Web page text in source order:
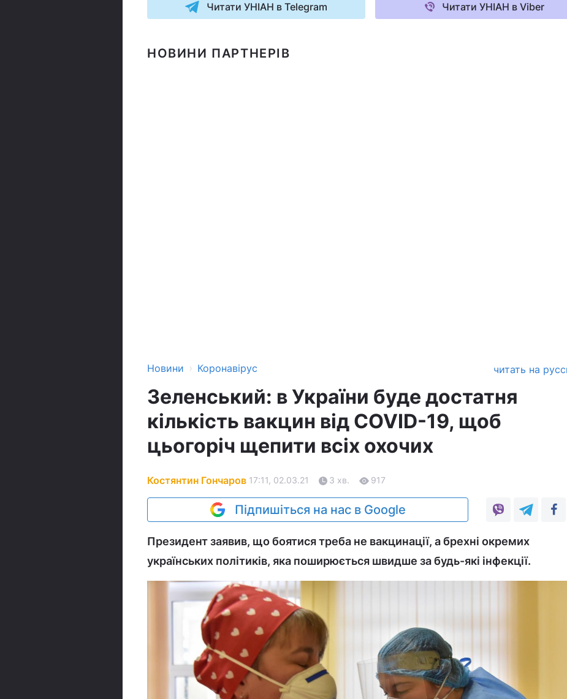
Читати УНІАН в Telegram Читати УНІАН в Viber
НОВИНИ ПАРТНЕРІВ
Новини › Коронавірус читать на
Зеленський: в України буде достатня
кількість вакцин від COVID-19, щоб
цьогоріч щепити всіх охочих
Костянтин Гончаров 17:11, 02.03.21 3 хв. 917
Підпишіться на нас в Google
Президент заявив, що боятися треба не вакцинації, а брехні окремих
українських політиків, яка поширюється швидше за будь-які інфекції.